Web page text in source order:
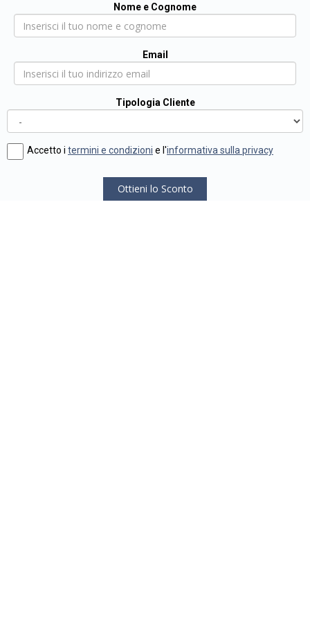
Nome e Cognome
Email
Tipologia Cliente
Accetto i termini e condizioni e l'informativa sulla privacy
Ottieni lo Sconto